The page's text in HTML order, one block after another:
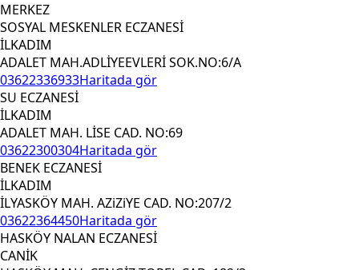
MERKEZ
SOSYAL MESKENLER ECZANESİ
İLKADIM
ADALET MAH.ADLİYEEVLERİ SOK.NO:6/A
03622336933Haritada gör
SU ECZANESİ
İLKADIM
ADALET MAH. LİSE CAD. NO:69
03622300304Haritada gör
BENEK ECZANESİ
İLKADIM
İLYASKÖY MAH. AZiZiYE CAD. NO:207/2
03622364450Haritada gör
HASKÖY NALAN ECZANESİ
CANİK